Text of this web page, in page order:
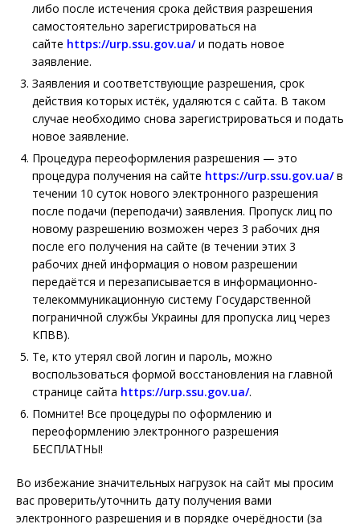
либо после истечения срока действия разрешения
самостоятельно зарегистрироваться на
сайте https://urp.ssu.gov.ua/и подать новое
заявление.
Заявления и соответствующие разрешения, срок
действия которых истёк, удаляются с сайта. В таком
случае необходимо снова зарегистрироваться и подать
новое заявление.
Процедура переоформления разрешения — это
процедура получения на сайте https://urp.ssu.gov.ua/в
течении 10 суток нового электронного разрешения
после подачи (переподачи) заявления. Пропуск лиц по
новому разрешению возможен через 3 рабочих дня
после его получения на сайте (в течении этих 3
рабочих дней информация о новом разрешении
передаётся и перезаписывается в информационно-
телекоммуникационную систему Государственной
пограничной службы Украины для пропуска лиц через
КПВВ).
Те, кто утерял свой логин и пароль, можно
воспользоваться формой восстановления на главной
странице сайта https://urp.ssu.gov.ua/.
Помните! Все процедуры по оформлению и
переоформлению электронного разрешения
БЕСПЛАТНЫ!
Во избежание значительных нагрузок на сайт мы просим
вас проверить/уточнить дату получения вами
электронного разрешения и в порядке очерёдности (за